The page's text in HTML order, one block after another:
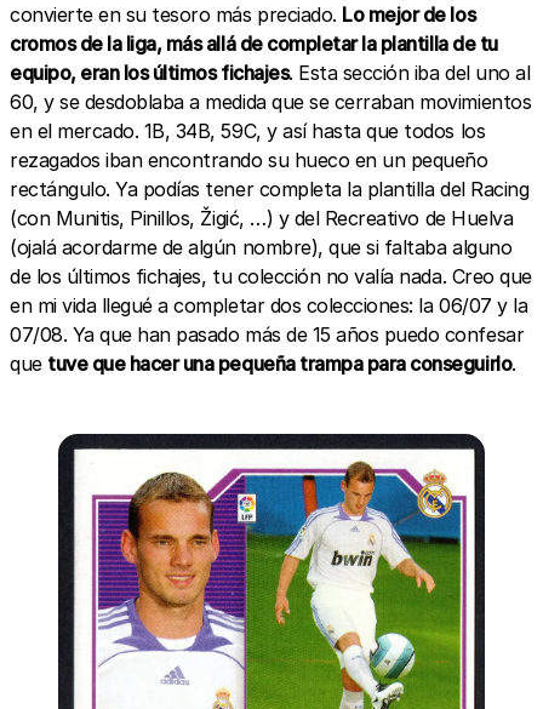
convierte en su tesoro más preciado. Lo mejor de los
cromos de la liga, más allá de completar la plantilla de tu
equipo, eran los últimos fichajes. Esta sección iba del uno al
60, y se desdoblaba a medida que se cerraban movimientos
en el mercado. 1B, 34B, 59C, y así hasta que todos los
rezagados iban encontrando su hueco en un pequeño
rectángulo. Ya podías tener completa la plantilla del Racing
(con Munitis, Pinillos, Žigić, …) y del Recreativo de Huelva
(ojalá acordarme de algún nombre), que si faltaba alguno
de los últimos fichajes, tu colección no valía nada. Creo que
en mi vida llegué a completar dos colecciones: la 06/07 y la
07/08. Ya que han pasado más de 15 años puedo confesar
que tuve que hacer una pequeña trampa para conseguirlo.